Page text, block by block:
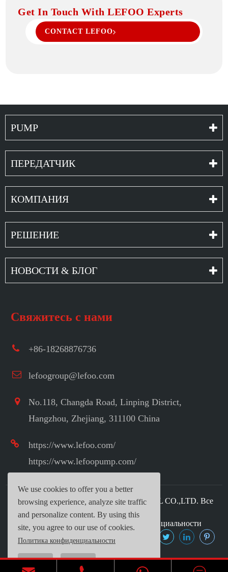
Get In Touch With LEFOO Experts
CONTACT LEFOO
PUMP
ПЕРЕДАТЧИК
КОМПАНИЯ
РЕШЕНИЕ
НОВОСТИ & БЛОГ
Свяжитесь с нами
+86-18268876736
lefoogroup@lefoo.com
No.118, Changda Road, Linping District,
Hangzhou, Zhejiang, 311100 China
https://www.lefoo.com/
https://www.lefoopump.com/
Авторское право ©LEFOO INDUSTRIAL CO.,LTD. Все
права защищены.
Карта сайта
Политика конфиденциальности
We use cookies to offer you a better
browsing experience, analyze site traffic
and personalize content. By using this
site, you agree to our use of cookies.
Политика конфиденциальности
Reject Accept